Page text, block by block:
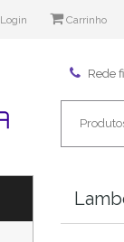
Login Carrinho
Rede